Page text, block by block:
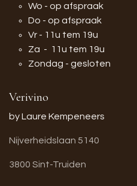
Wo - op afspraak
Do - op afspraak
Vr - 11u tem 19u
Za - 11u tem 19u
Zondag - gesloten
Verivino
by Laure Kempeneers
Nijverheidslaan 5140
3800 Sint-Truiden